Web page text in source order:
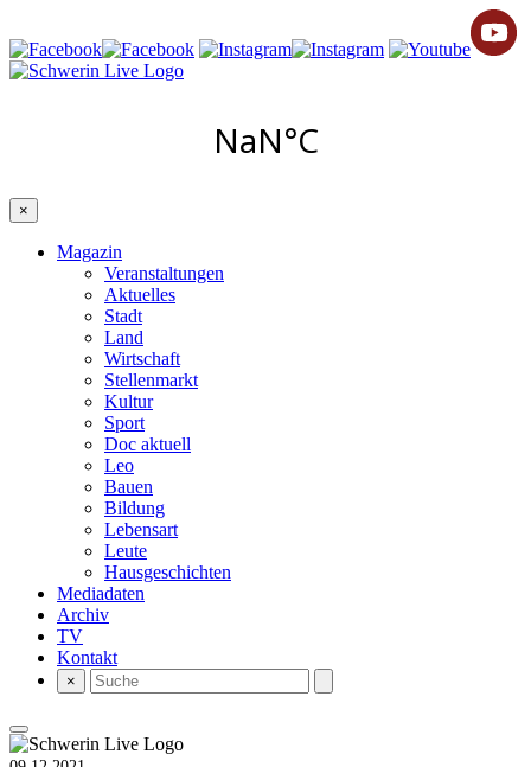
×
Magazin
Veranstaltungen
Aktuelles
Stadt
Land
Wirtschaft
Stellenmarkt
Kultur
Sport
Doc aktuell
Leo
Bauen
Bildung
Lebensart
Leute
Hausgeschichten
Mediadaten
Archiv
TV
Kontakt
×